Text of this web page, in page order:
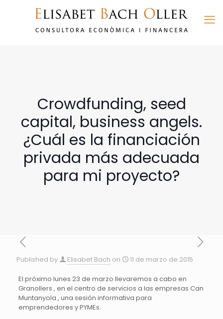
Crowdfunding, seed
capital, business angels.
¿Cuál es la financiación
privada más adecuada
para mi proyecto?
Published by Elisabet Bach on 11 de marzo de 2015
El próximo lunes 23 de marzo llevaremos a cabo en
Granollers , en el centro de servicios a las empresas Can
Muntanyola , una sesión informativa para
emprendedores y PYMEs.